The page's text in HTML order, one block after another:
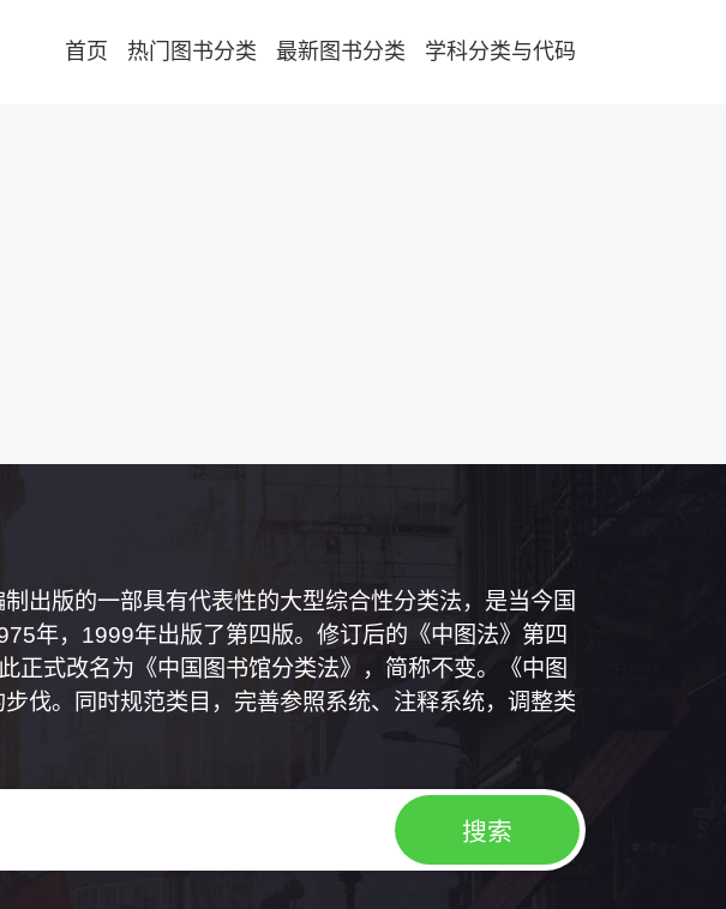
首页 热门图书分类 最新图书分类 学科分类与代码
出版的一部具有代表性的大型综合性分类法，是当今国
年，1999年出版了第四版。修订后的《中图法》第四
正式改名为《中国图书馆分类法》，简称不变。《中图
伐。同时规范类目，完善参照系统、注释系统，调整类